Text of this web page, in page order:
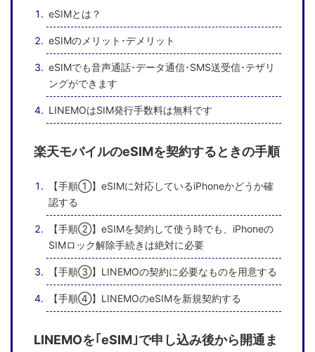
eSIMとは？
eSIMのメリット･デメリット
eSIMでも音声通話･データ通信･SMS送受信･テザリ
ングができます
LINEMOはSIM発行手数料は無料です
楽天モバイルのeSIMを契約するときの手順
【手順①】eSIMに対応しているiPhoneかどうか確
認する
【手順②】eSIMを契約して使う時でも、iPhoneの
SIMロック解除手続きは絶対に必要
【手順③】LINEMOの契約に必要なものを用意する
【手順④】LINEMOのeSIMを新規契約する
LINEMOを｢eSIM｣で申し込み後から開通ま